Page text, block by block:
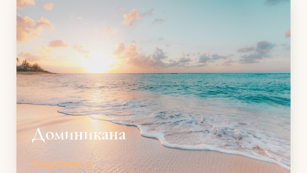
Доминикана
Подробнее →